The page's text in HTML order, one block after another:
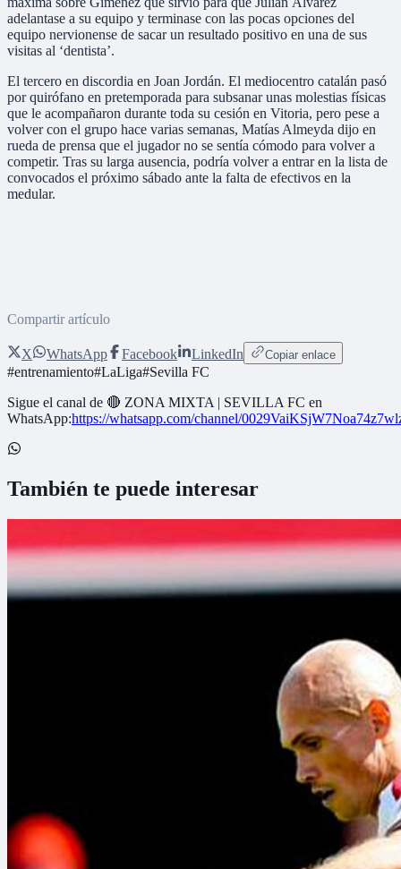
adelantase a su equipo y terminase con las pocas opciones del
equipo nervionense de sacar un resultado positivo en una de sus
visitas al ‘dentista’.
El tercero en discordia en Joan Jordán. El mediocentro catalán pasó
por quirófano en pretemporada para subsanar unas molestias físicas
que le acompañaron durante toda su cesión en Vitoria, pero pese a
volver con el grupo hace varias semanas, Matías Almeyda dijo en
rueda de prensa que el jugador no se sentía cómodo para volver a
competir. Tras su larga ausencia, podría volver a entrar en la lista de
convocados el próximo sábado ante la falta de efectivos en la
medular.
Compartir artículo
X WhatsApp Facebook LinkedIn Copiar enlace
#entrenamiento#LaLiga#Sevilla FC
Sigue el canal de 🔴 ZONA MIXTA | SEVILLA FC en
WhatsApp:https://whatsapp.com/channel/
También te puede interesar